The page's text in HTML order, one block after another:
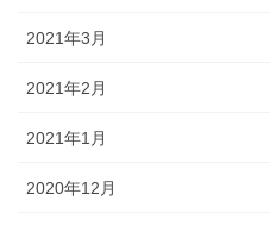
2021年3月
2021年2月
2021年1月
2020年12月